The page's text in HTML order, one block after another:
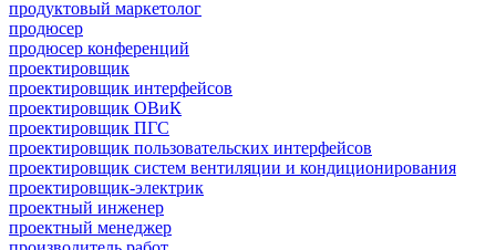
продуктовый маркетолог
продюсер
продюсер конференций
проектировщик
проектировщик интерфейсов
проектировщик ОВиК
проектировщик ПГС
проектировщик пользовательских интерфейсов
проектировщик систем вентиляции и кондиционирования
проектировщик-электрик
проектный инженер
проектный менеджер